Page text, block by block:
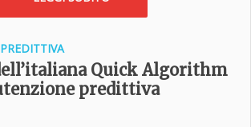
dell’italiana Quick Algorithm
predittiva